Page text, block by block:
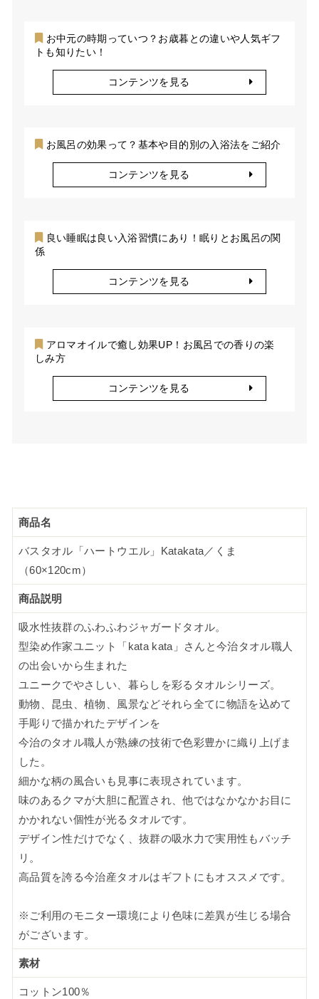
お中元の時期っていつ？お歳暮との違いや人気ギフ
トも知りたい！
コンテンツを見る
お風呂の効果って？基本や目的別の入浴法をご紹介
コンテンツを見る
良い睡眠は良い入浴習慣にあり！眠りとお風呂の関
係
コンテンツを見る
アロマオイルで癒し効果UP！お風呂での香りの楽
しみ方
コンテンツを見る
商品名
バスタオル「ハートウエル」Katakata／くま
（60×120cm）
商品説明
吸水性抜群のふわふわジャガードタオル。
型染め作家ユニット「kata kata」さんと今治タオル職人
の出会いから生まれた
ユニークでやさしい、暮らしを彩るタオルシリーズ。
動物、昆虫、植物、風景などそれら全てに物語を込めて
手彫りで描かれたデザインを
今治のタオル職人が熟練の技術で色彩豊かに織り上げま
した。
細かな柄の風合いも見事に表現されています。
味のあるクマが大胆に配置され、他ではなかなかお目に
かかれない個性が光るタオルです。
デザイン性だけでなく、抜群の吸水力で実用性もバッチ
リ。
高品質を誇る今治産タオルはギフトにもオススメです。
※ご利用のモニター環境により色味に差異が生じる場合
がございます。
素材
コットン100％